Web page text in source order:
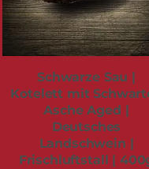
Schwarze Sau |
Kotelett mit
Asche Aged |
Deutsches
Landschwein |
Frischluftstall |